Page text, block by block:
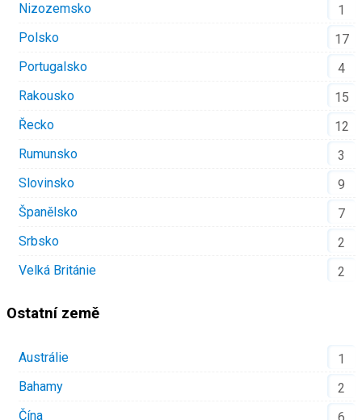
Nizozemsko
1
Polsko
17
Portugalsko
4
Rakousko
15
Řecko
12
Rumunsko
3
Slovinsko
9
Španělsko
7
Srbsko
2
Velká Británie
2
Ostatní země
Austrálie
1
Bahamy
2
Čína